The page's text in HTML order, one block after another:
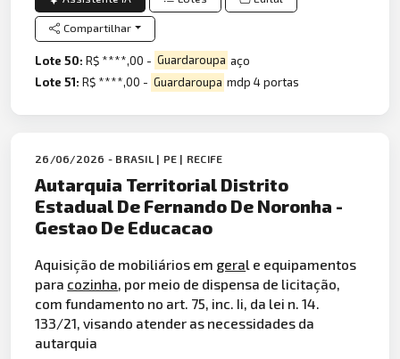
Compartilhar
Lote 50:R$ ****,00 - Guardaroupa aço
Lote 51:R$ ****,00 - Guardaroupa mdp 4 portas
26/06/2026 - BRASIL | PE | RECIFE
Autarquia Territorial Distrito
Estadual De Fernando De Noronha -
Gestao De Educacao
Aquisição de mobiliários em geral e equipamentos
para cozinha, por meio de dispensa de licitação,
com fundamento no art. 75, inc. Ii, da lei n. 14.
133/21, visando atender as necessidades da
autarquia